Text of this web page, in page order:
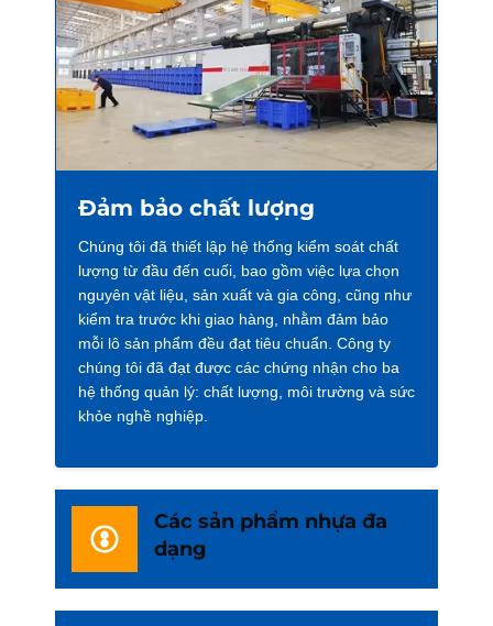
Đảm bảo chất lượng
Chúng tôi đã thiết lập hệ thống kiểm soát chất
lượng từ đầu đến cuối, bao gồm việc lựa chọn
nguyên vật liệu, sản xuất và gia công, cũng như
kiểm tra trước khi giao hàng, nhằm đảm bảo
mỗi lô sản phẩm đều đạt tiêu chuẩn. Công ty
chúng tôi đã đạt được các chứng nhận cho ba
hệ thống quản lý: chất lượng, môi trường và sức
khỏe nghề nghiệp.
Các sản phẩm nhựa đa
dạng